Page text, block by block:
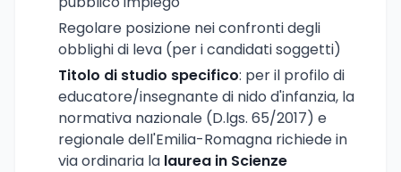
Regolare posizione nei confronti degli
obblighi di leva (per i candidati soggetti)
Titolo di studio specifico: per il profilo di
educatore/insegnante di nido d'infanzia, la
normativa nazionale (D.lgs. 65/2017) e
regionale dell'Emilia-Romagna richiede in
via ordinaria la laurea in Scienze